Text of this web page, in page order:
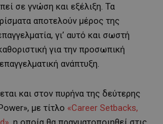
σε γνώση και εξέλιξη. Τα
αποτελούν μέρος της
γι’ αυτό και σωστή
για την προσωπική
ανάπτυξη.
και στον πυρήνα της δεύτερης
με τίτλο «Career Setbacks,